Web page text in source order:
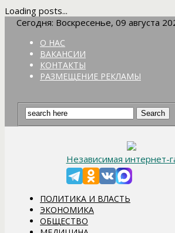
Loading posts...
Сегодня: Воскресенье, 09 августа
О НАС
ВАКАНСИИ
КОНТАКТЫ
РАЗМЕЩЕНИЕ РЕКЛАМЫ
Независимая интернет-
ПОЛИТИКА И ВЛАСТЬ
ЭКОНОМИКА
ОБЩЕСТВО